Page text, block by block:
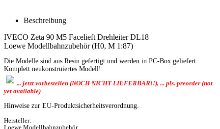
Beschreibung
IVECO Zeta 90 M5 Facelieft Drehleiter DL18
Loewe Modellbahnzubehör (H0, M 1:87)
Die Modelle sind aus Resin gefertigt und werden in PC-Box geliefert.
Komplett neukonstruiertes Modell!
... jetzt vorbestellen (NOCH NICHT LIEFERBAR!!), ... pls. preorder (not
yet available)
Hinweise zur EU-Produktsicherheitsverordnung.
Hersteller:
Loewe Modellbahnzubehör